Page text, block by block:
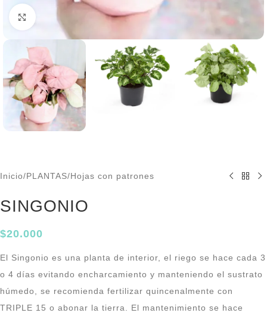
Click to enlarge
Inicio/PLANTAS/Hojas con patrones
SINGONIO
$20.000
El Singonio es una planta de interior, el riego se hace cada 3
o 4 días evitando encharcamiento y manteniendo el sustrato
húmedo, se recomienda fertilizar quincenalmente con
TRIPLE 15 o abonar la tierra. El mantenimiento se hace